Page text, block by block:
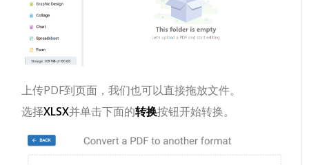
上传PDF到页面，我们也可以直接拖放文件。
选择XLSX并单击下面的转换按钮开始转换。